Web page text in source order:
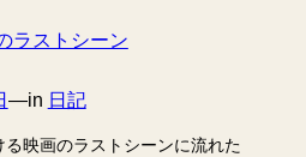
ラストシーン
—in 日記
映画のラストシーンに流れた